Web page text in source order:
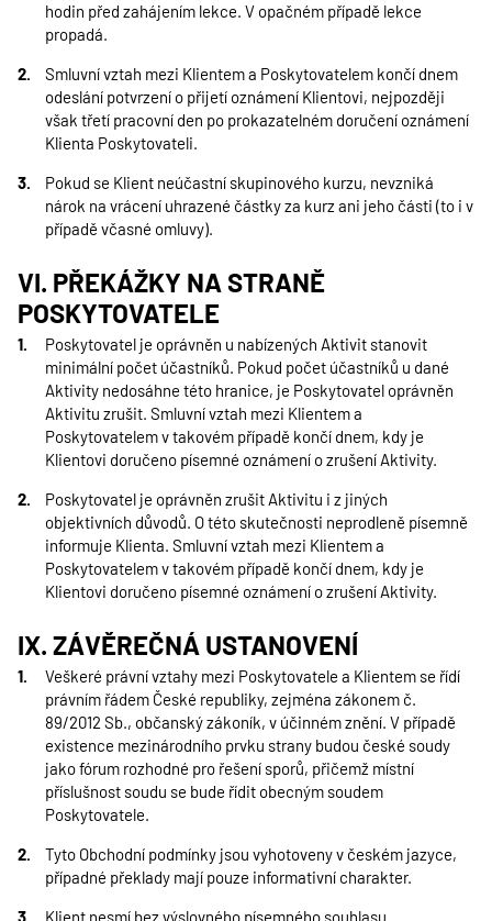
hodin před zahájením lekce. V opačném případě lekce
propadá.
Smluvní vztah mezi Klientem a Poskytovatelem končí dnem
odeslání potvrzení o přijetí oznámení Klientovi, nejpozději
však třetí pracovní den po prokazatelném doručení oznámení
Klienta Poskytovateli.
Pokud se Klient neúčastní skupinového kurzu, nevzniká
nárok na vrácení uhrazené částky za kurz ani jeho části (to i v
případě včasné omluvy).
VI. PŘEKÁŽKY NA STRANĚ
POSKYTOVATELE
Poskytovatel je oprávněn u nabízených Aktivit stanovit
minimální počet účastníků. Pokud počet účastníků u dané
Aktivity nedosáhne této hranice, je Poskytovatel oprávněn
Aktivitu zrušit. Smluvní vztah mezi Klientem a
Poskytovatelem v takovém případě končí dnem, kdy je
Klientovi doručeno písemné oznámení o zrušení Aktivity.
Poskytovatel je oprávněn zrušit Aktivitu i z jiných
objektivních důvodů. O této skutečnosti neprodleně písemně
informuje Klienta. Smluvní vztah mezi Klientem a
Poskytovatelem v takovém případě končí dnem, kdy je
Klientovi doručeno písemné oznámení o zrušení Aktivity.
IX. ZÁVĚREČNÁ USTANOVENÍ
Veškeré právní vztahy mezi Poskytovatele a Klientem se řídí
právním řádem České republiky, zejména zákonem č.
89/2012 Sb., občanský zákoník, v účinném znění. V případě
existence mezinárodního prvku strany budou české soudy
jako fórum rozhodné pro řešení sporů, přičemž místní
příslušnost soudu se bude řídit obecným soudem
Poskytovatele.
Tyto Obchodní podmínky jsou vyhotoveny v českém jazyce,
případné překlady mají pouze informativní charakter.
Klient nesmí bez výslovného písemného souhlasu